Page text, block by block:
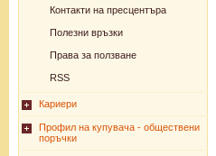
Контакти на пресцентъра
Полезни връзки
Права за ползване
RSS
Кариери
Профил на купувача - обществени
поръчки